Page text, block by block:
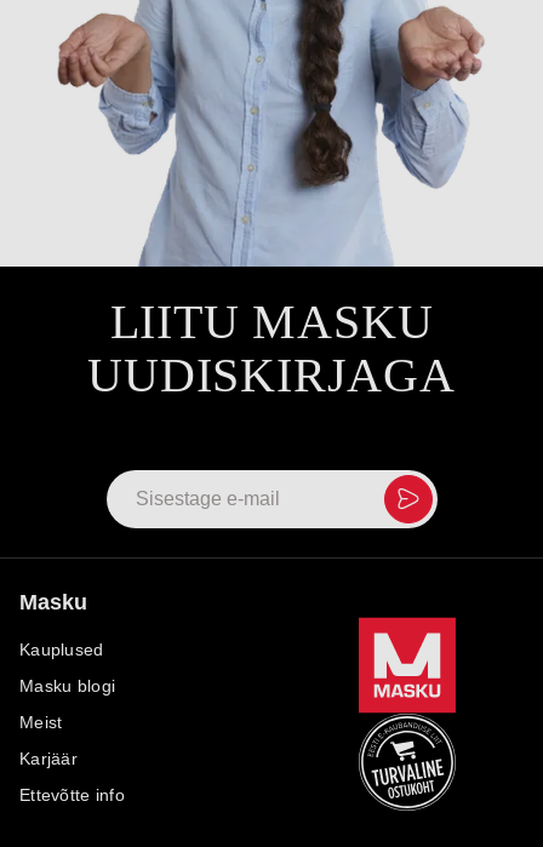
LIITU MASKU
UUDISKIRJAGA
Masku
Kauplused
Masku blogi
Meist
Karjäär
Ettevõtte info